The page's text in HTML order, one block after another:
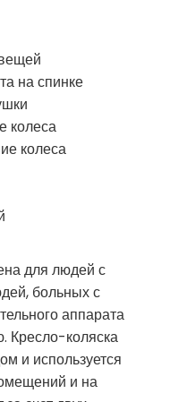
на спинке
колеса
колеса
для людей с
больных с
аппарата
Кресло-коляска
и используется
и на